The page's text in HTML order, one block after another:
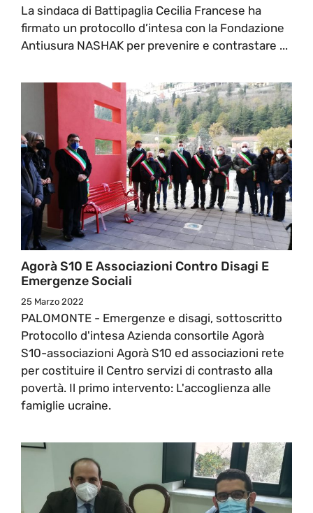
La sindaca di Battipaglia Cecilia Francese ha
firmato un protocollo d’intesa con la Fondazione
Antiusura NASHAK per prevenire e contrastare ...
Agorà S10 E Associazioni Contro Disagi E
Emergenze Sociali
25 Marzo 2022
PALOMONTE - Emergenze e disagi, sottoscritto
Protocollo d'intesa Azienda consortile Agorà
S10-associazioni Agorà S10 ed associazioni rete
per costituire il Centro servizi di contrasto alla
povertà. Il primo intervento: L'accoglienza alle
famiglie ucraine.